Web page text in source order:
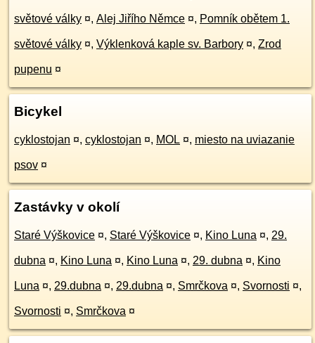
světové války ¤, Alej Jiřího Němce ¤, Pomník obětem 1.
světové války ¤, Výklenková kaple sv. Barbory ¤, Zrod
pupenu ¤
Bicykel
cyklostojan ¤, cyklostojan ¤, MOL ¤, miesto na uviazanie
psov ¤
Zastávky v okolí
Staré Výškovice ¤, Staré Výškovice ¤, Kino Luna ¤, 29.
dubna ¤, Kino Luna ¤, Kino Luna ¤, 29. dubna ¤, Kino
Luna ¤, 29.dubna ¤, 29.dubna ¤, Smrčkova ¤, Svornosti ¤,
Svornosti ¤, Smrčkova ¤